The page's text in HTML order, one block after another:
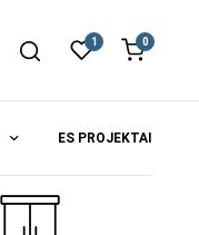
1 0
ES PROJEKTAI